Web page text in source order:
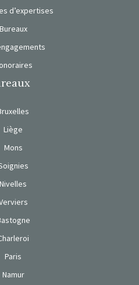
d’expertises
Bureaux
Liège
Mons
Nivelles
Paris
Namur